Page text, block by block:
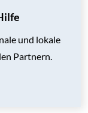
und lokale
Partnern.